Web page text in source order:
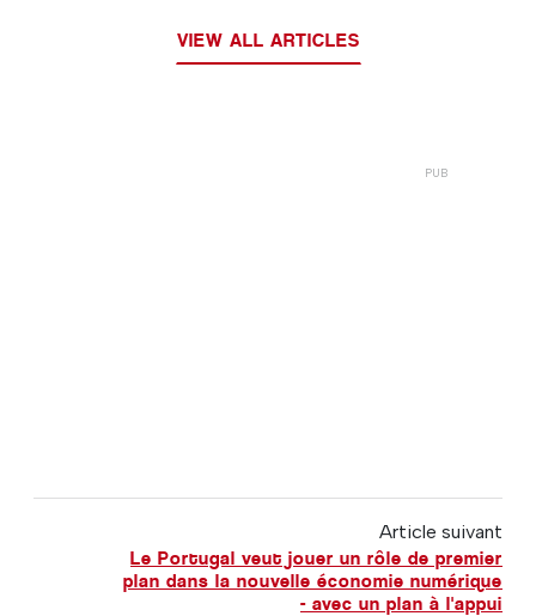
VIEW ALL ARTICLES
Article suivant
Le Portugal veut jouer un rôle de premier
plan dans la nouvelle économie numérique
- avec un plan à l'appui